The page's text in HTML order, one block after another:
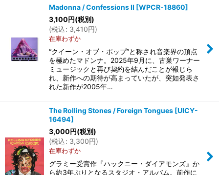
Madonna / Confessions II [WPCR-18860]
3,100円(税別)
(税込: 3,410円)
在庫わずか
“クイーン・オブ・ポップ”と称され音楽界の頂点
を極めたマドンナ。2025年9月に、古巣ワーナー
ミュージックと再び契約を結んだことが報じら
れ、新作への期待が高まっていたが、突如発表さ
れた新作が2005年…
The Rolling Stones / Foreign Tongues [UICY-
16494]
3,000円(税別)
(税込: 3,300円)
在庫わずか
グラミー受賞作『ハックニー・ダイアモンズ』か
ら約3年ぶりとなるスタジオ・アルバム。前作に